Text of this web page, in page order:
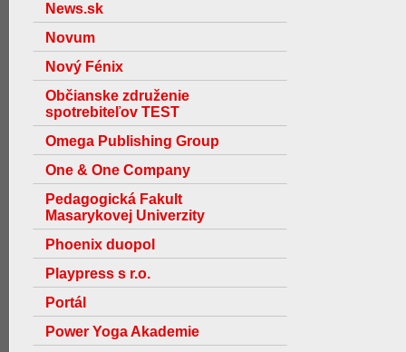
News.sk
Novum
Nový Fénix
Občianske združenie
spotrebiteľov TEST
Omega Publishing Group
One & One Company
Pedagogická Fakult
Masarykovej Univerzity
Phoenix duopol
Playpress s r.o.
Portál
Power Yoga Akademie